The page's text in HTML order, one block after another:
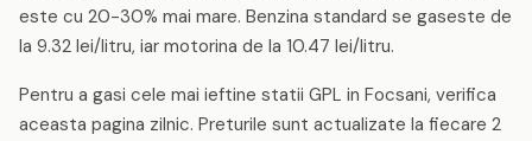
este cu 20-30% mai mare. Benzina standard se gaseste de
la 9.32 lei/litru, iar motorina de la 10.47 lei/litru.
Pentru a gasi cele mai ieftine statii GPL in Focsani, verifica
aceasta pagina zilnic. Preturile sunt actualizate la fiecare 2